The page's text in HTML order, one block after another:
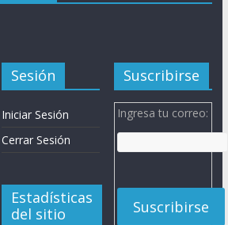
Sesión
Iniciar Sesión
Cerrar Sesión
Estadísticas
del sitio
Suscribirse
Ingresa tu correo: